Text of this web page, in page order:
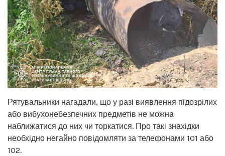
Рятувальники нагадали, що у разі виявлення підозрілих
або вибухонебезпечних предметів не можна
наближатися до них чи торкатися. Про такі знахідки
необхідно негайно повідомляти за телефонами 101 або
102.